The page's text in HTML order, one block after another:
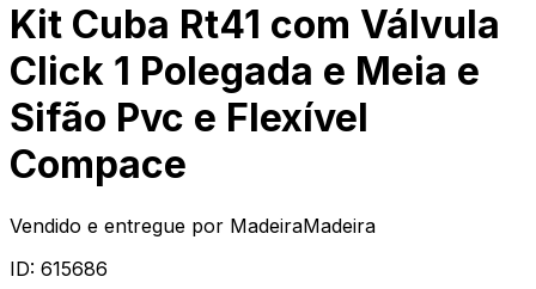
Kit Cuba Rt41 com Válvula
Click 1 Polegada e Meia e
Sifão Pvc e Flexível
Compace
Vendido e entregue por MadeiraMadeira
ID: 615686